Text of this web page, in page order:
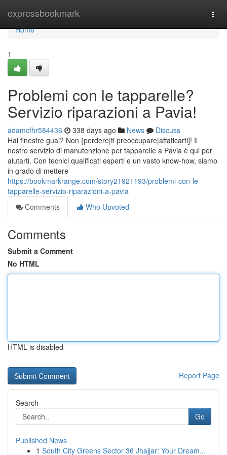
expressbookmark
Home
Home
1
Problemi con le tapparelle?
Servizio riparazioni a Pavia!
adamcfhr584436 338 days ago News
Discuss
Hai finestre guai? Non {perdere|ti preoccupare|affaticarti]! Il
nostro servizio di manutenzione per tapparelle a Pavia è qui per
aiutarti. Con tecnici qualificati esperti e un vasto know-how, siamo
in grado di mettere
https://bookmarkrange.com/story21921193/problemi-con-le-
tapparelle-servizio-riparazioni-a-pavia
Comments
Who Upvoted
Comments
Submit a Comment
No HTML
HTML is disabled
Report Page
Search
Go
Published News
1 South City Greens Sector 36 Jhajjar: Your Dream...